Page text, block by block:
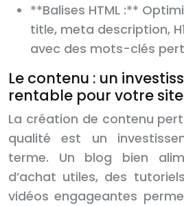
**Balises HTML :**
title, meta description,
avec des mots-clés
Le contenu : un
rentable pour votre site
La création de contenu
qualité est un
terme. Un blog bien
d’achat utiles, des
vidéos engageantes